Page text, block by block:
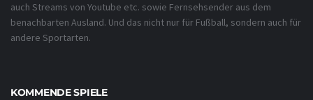
auch Streams von Youtube etc. sowie Fernsehsender aus dem
benachbarten Ausland. Und das nicht nur für Fußball, sondern auch für
andere Sportarten.
KOMMENDE SPIELE